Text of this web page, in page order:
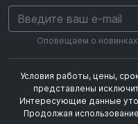
Оповещаем о
Условия работы, цены,
представлены
Интересующие данные
Продолжая